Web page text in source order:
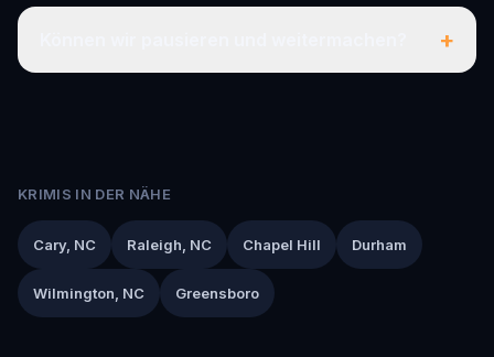
+
KRIMIS IN DER NÄHE
Cary, NC Raleigh, NC Chapel Hill Durham
Wilmington, NC Greensboro